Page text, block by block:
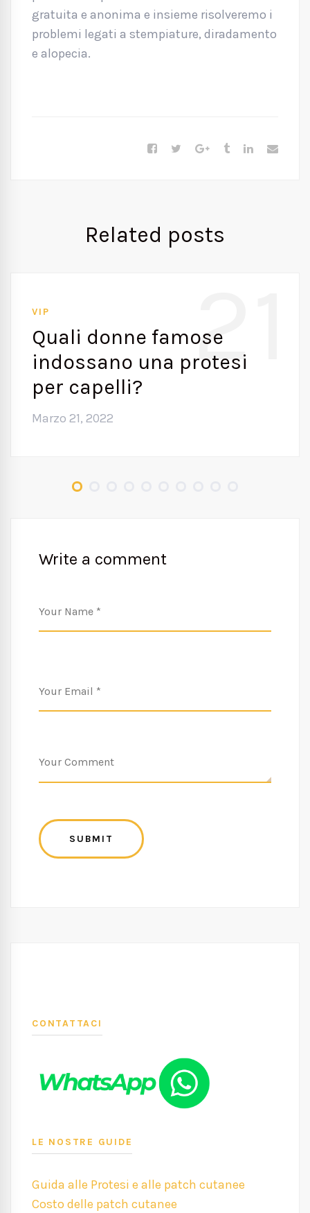
gratuita e anonima e insieme risolveremo i
problemi legati a stempiature, diradamento
e alopecia.
Related posts
21
VIP
Quali donne famose
indossano una protesi
per capelli?
Marzo 21, 2022
Write a comment
CONTATTACI
LE NOSTRE GUIDE
Guida alle Protesi e alle patch cutanee
Costo delle patch cutanee